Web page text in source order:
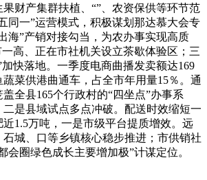
财产集群扶植、“”、农资保供等环节范
同一”运营模式，积极谋划那达慕大会专
海”产销对接勾当，为农办事实现高质
高、正在市社机关设立茶歇体验区；三
快落地。一季度电商曲播发卖额达169
菜供港曲通车，占全市年用量15％。通
全县165个行政村的“四坐点”办事系
二是县域试点多点冲破。配送时效缩短一
1.5万吨，一是市级平台提质增效。远
城、口等乡镇核心稳步推进；市供销社
会圈绿色成长主要增加极”计谋定位。